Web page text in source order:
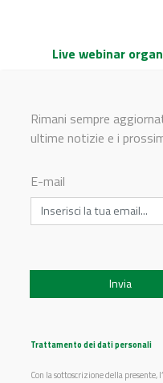
Live webinar
© Riproduzione riservata
Testata giornalistica registrata
Chi siamo
Prodotti
Rimani sempre
ultime notizie e i
E-mail
Trattamento dei dati personali
Con la sottoscrizione della presente,